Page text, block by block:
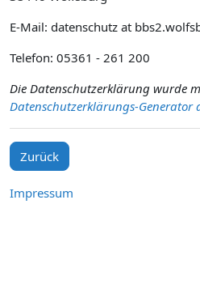
E-Mail: datenschutz at
Telefon: 05361 - 261 200
Die Datenschutzerklärung wurde
Datenschutzerklärungs-Generator
Zurück
Impressum